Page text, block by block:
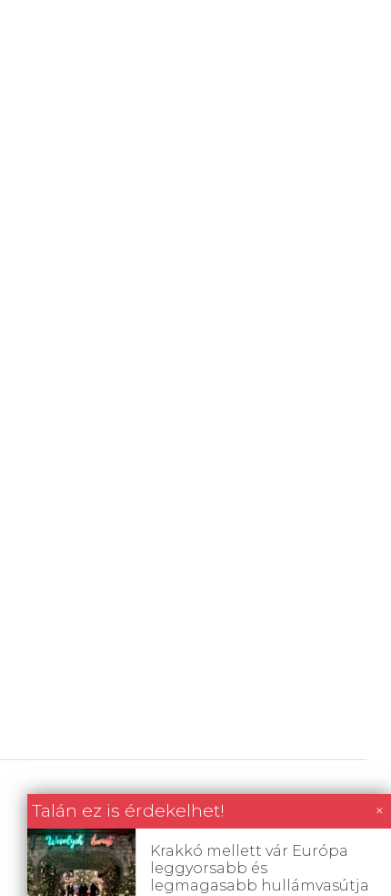
Talán ez is érdekelhet! ×
Krakkó mellett vár Európa
leggyorsabb és
legmagasabb hullámvasútja